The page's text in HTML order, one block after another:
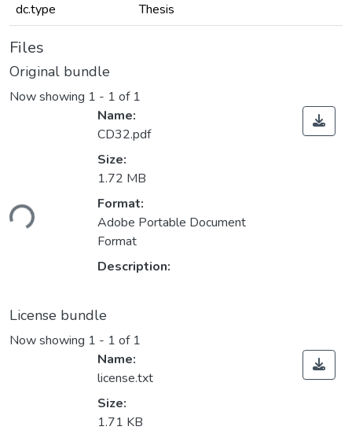
dc.type Thesis
Files
Original bundle
Now showing 1 - 1 of 1
Name:
CD32.pdf
Size:
1.72 MB
Format:
Adobe Portable Document
Format
Description:
License bundle
Now showing 1 - 1 of 1
Name:
license.txt
Size:
1.71 KB